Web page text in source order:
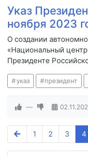
Указ
ноября 2023
О создании
«Национальный
Президенте
указ президент
—
1 2 3 4